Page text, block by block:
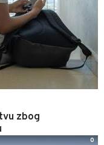
zbog
0